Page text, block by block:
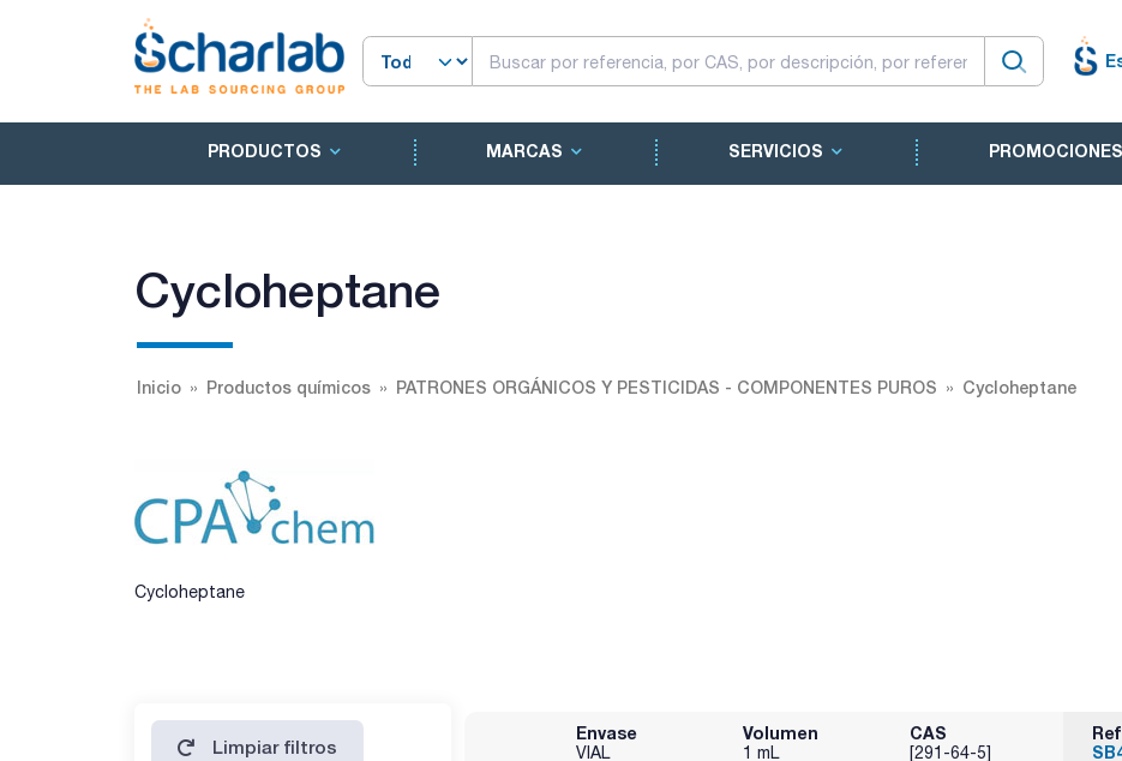
PRODUCTOS MARCAS SERVICIOS PROMOCIONES
Cycloheptane
Inicio Productos químicos PATRONES ORGÁNICOS Y PESTICIDAS - COMPONENTES PUROS Cycloheptane
Cycloheptane
Limpiar filtros
Envase
VIAL
Volumen
1 mL
CAS
[291-64-5]